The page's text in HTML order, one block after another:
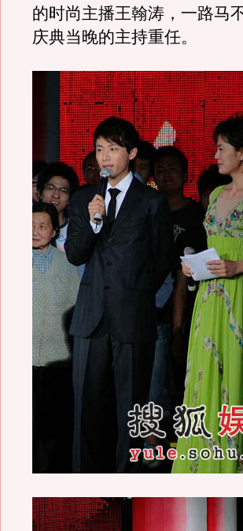
的时尚主播王翰涛，一路马
庆典当晚的主持重任。